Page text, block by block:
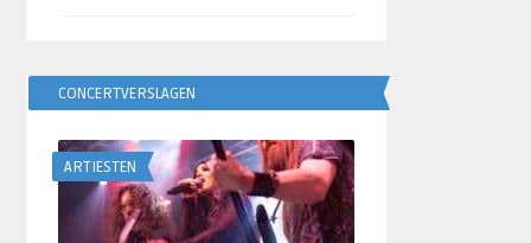
CONCERTVERSLAGEN
ARTIESTEN